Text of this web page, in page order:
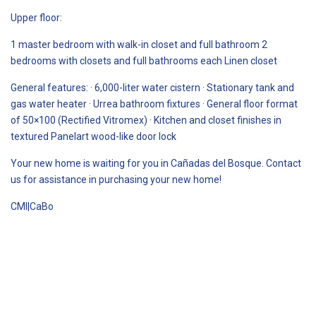
Upper floor:
1 master bedroom with walk-in closet and full bathroom 2
bedrooms with closets and full bathrooms each Linen closet
General features: · 6,000-liter water cistern · Stationary tank and
gas water heater · Urrea bathroom fixtures · General floor format
of 50×100 (Rectified Vitromex) · Kitchen and closet finishes in
textured Panelart wood-like door lock
Your new home is waiting for you in Cañadas del Bosque. Contact
us for assistance in purchasing your new home!
CMI|CaBo